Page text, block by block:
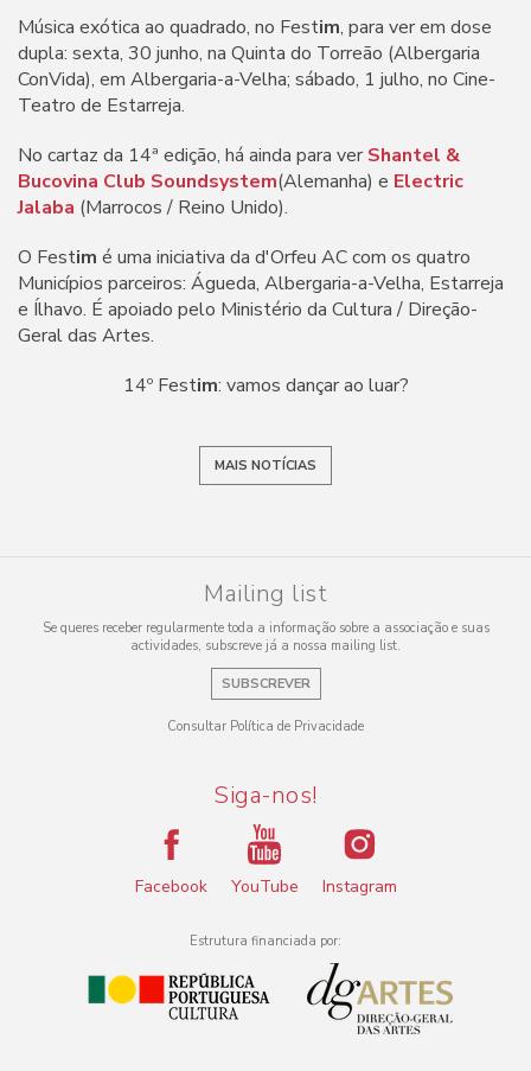
Música exótica ao quadrado, no Festim, para ver em dose
dupla: sexta, 30 junho, na Quinta do Torreão (Albergaria
ConVida), em Albergaria-a-Velha; sábado, 1 julho, no Cine-
Teatro de Estarreja.
No cartaz da 14ª edição, há ainda para ver Shantel &
Bucovina Club Soundsystem(Alemanha) e Electric
Jalaba (Marrocos / Reino Unido).
O Festim é uma iniciativa da d'Orfeu AC com os quatro
Municípios parceiros: Águeda, Albergaria-a-Velha, Estarreja
e Ílhavo. É apoiado pelo Ministério da Cultura / Direção-
Geral das Artes.
14º Festim: vamos dançar ao luar?
MAIS NOTÍCIAS
Mailing list
Se queres receber regularmente toda a informação sobre a associação e suas
actividades, subscreve já a nossa mailing list.
SUBSCREVER
Consultar Política de Privacidade
Siga-nos!
Facebook YouTube Instagram
Estrutura financiada por: